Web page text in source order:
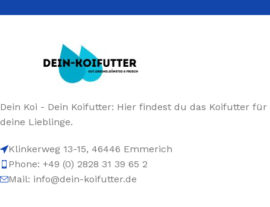
Dein Koi - Dein Koifutter: Hier findest du das Koifutter für
deine Lieblinge.
Klinkerweg 13-15, 46446 Emmerich
Phone: +49 (0) 2828 31 39 65 2
Mail: info@dein-koifutter.de